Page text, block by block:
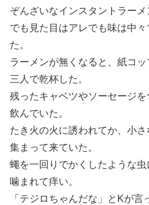
ぞんざいなインスタントラーメ
でも見た目はアレでも味は中
た。
ラーメンが無くなると、紙コッ
三人で乾杯した。
残ったキャベツやソーセージ
飲んでいた。
たき火の火に誘われてか、小
集まって来ていた。
蠅を一回りでかくしたような
噛まれて痒い。
「テジロちゃんだな」とKが言